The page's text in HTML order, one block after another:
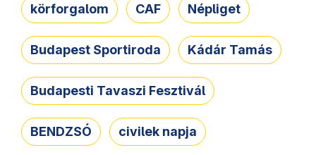
körforgalom CAF Népliget
Budapest Sportiroda Kádár Tamás
Budapesti Tavaszi Fesztivál
BENDZSÓ civilek napja